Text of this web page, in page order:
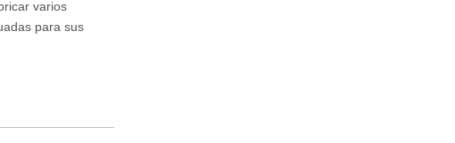
varios
para sus